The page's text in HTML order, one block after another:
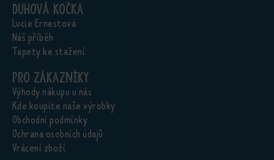
Duhová kočka
Lucie Ernestová
Náš příběh
Tapety ke stažení
Pro zákazníky
Výhody nákupu u nás
Kde koupíte naše výrobky
Obchodní podmínky
Ochrana osobních údajů
Vrácení zboží